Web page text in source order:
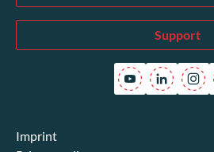
Support
Imprint